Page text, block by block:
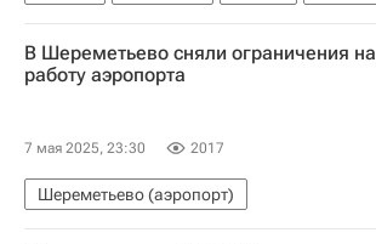
Операция Синдур в Пакистане
В Шереметьево сняли ограничения на
работу аэропорта
7 мая 2025, 23:30 2017
Шереметьево (аэропорт)